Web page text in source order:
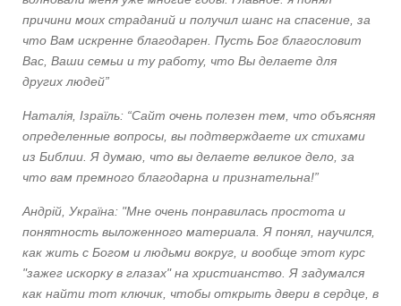
причини моих страданий и получил шанс на спасение, за
что Вам искренне благодарен. Пусть Бог благословит
Вас, Ваши семьи и ту работу, что Вы делаете для
других людей”
Наталія, Ізраїль: “Cайт очень полезен тем, что объясняя
определенные вопросы, вы подтверждаете их стихами
из Библии. Я думаю, что вы делаете великое дело, за
что вам премного благодарна и признательна!”
Андрій, Україна: "Мне очень понравилась простота и
понятность выложенного материала. Я понял, научился,
как жить с Богом и людьми вокруг, и вообще этот курс
"зажег искорку в глазах" на христианство. Я задумался
как найти тот ключик, чтобы открыть двери в сердце, в